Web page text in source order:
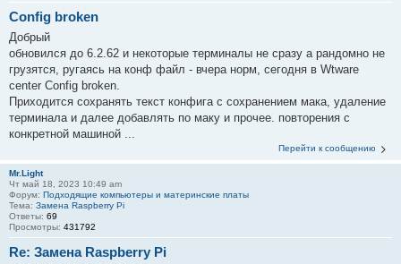
Config broken
Добрый
обновился до 6.2.62 и некоторые терминалы не сразу а рандомно не
грузятся, ругаясь на конф файл - вчера норм, сегодня в Wtware
center Config broken.
Приходится сохранять текст конфига с сохранением мака, удаление
терминала и далее добавлять по маку и прочее. повторения с
конкретной машиной ...
Перейти к сообщению
Mr.Light
Чт май 18, 2023 10:49 am
Форум: Подходящие компьютеры и материнские платы
Тема: Замена Raspberry Pi
Ответы: 69
Просмотры: 431792
Re: Замена Raspberry Pi